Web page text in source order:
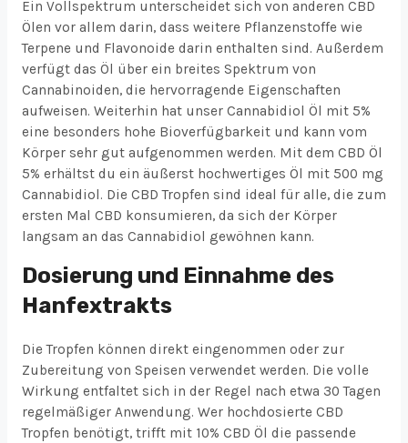
Ein Vollspektrum unterscheidet sich von anderen CBD
Ölen vor allem darin, dass weitere Pflanzenstoffe wie
Terpene und Flavonoide darin enthalten sind. Außerdem
verfügt das Öl über ein breites Spektrum von
Cannabinoiden, die hervorragende Eigenschaften
aufweisen. Weiterhin hat unser Cannabidiol Öl mit 5%
eine besonders hohe Bioverfügbarkeit und kann vom
Körper sehr gut aufgenommen werden. Mit dem CBD Öl
5% erhältst du ein äußerst hochwertiges Öl mit 500 mg
Cannabidiol. Die CBD Tropfen sind ideal für alle, die zum
ersten Mal CBD konsumieren, da sich der Körper
langsam an das Cannabidiol gewöhnen kann.
Dosierung und Einnahme des
Hanfextrakts
Die Tropfen können direkt eingenommen oder zur
Zubereitung von Speisen verwendet werden. Die volle
Wirkung entfaltet sich in der Regel nach etwa 30 Tagen
regelmäßiger Anwendung. Wer hochdosierte CBD
Tropfen benötigt, trifft mit 10% CBD Öl die passende